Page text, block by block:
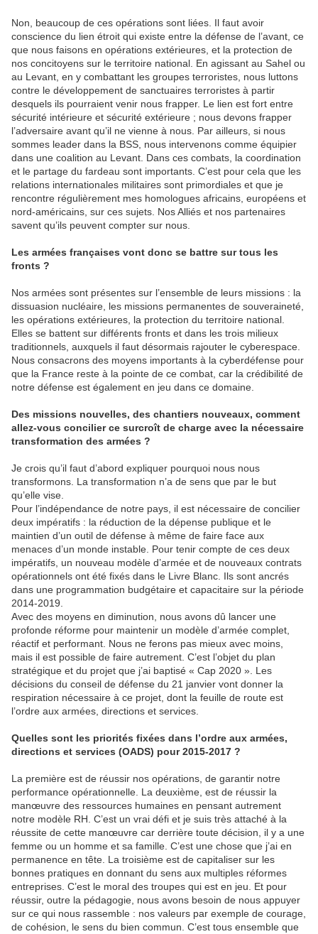
Non, beaucoup de ces opérations sont liées. Il faut avoir
conscience du lien étroit qui existe entre la défense de l’avant, ce
que nous faisons en opérations extérieures, et la protection de
nos concitoyens sur le territoire national. En agissant au Sahel ou
au Levant, en y combattant les groupes terroristes, nous luttons
contre le développement de sanctuaires terroristes à partir
desquels ils pourraient venir nous frapper. Le lien est fort entre
sécurité intérieure et sécurité extérieure ; nous devons frapper
l’adversaire avant qu’il ne vienne à nous. Par ailleurs, si nous
sommes leader dans la BSS, nous intervenons comme équipier
dans une coalition au Levant. Dans ces combats, la coordination
et le partage du fardeau sont importants. C’est pour cela que les
relations internationales militaires sont primordiales et que je
rencontre régulièrement mes homologues africains, européens et
nord-américains, sur ces sujets. Nos Alliés et nos partenaires
savent qu’ils peuvent compter sur nous.
Les armées françaises vont donc se battre sur tous les
fronts ?
Nos armées sont présentes sur l’ensemble de leurs missions : la
dissuasion nucléaire, les missions permanentes de souveraineté,
les opérations extérieures, la protection du territoire national.
Elles se battent sur différents fronts et dans les trois milieux
traditionnels, auxquels il faut désormais rajouter le cyberespace.
Nous consacrons des moyens importants à la cyberdéfense pour
que la France reste à la pointe de ce combat, car la crédibilité de
notre défense est également en jeu dans ce domaine.
Des missions nouvelles, des chantiers nouveaux, comment
allez-vous concilier ce surcroît de charge avec la nécessaire
transformation des armées ?
Je crois qu’il faut d’abord expliquer pourquoi nous nous
transformons. La transformation n’a de sens que par le but
qu’elle vise.
Pour l’indépendance de notre pays, il est nécessaire de concilier
deux impératifs : la réduction de la dépense publique et le
maintien d’un outil de défense à même de faire face aux
menaces d’un monde instable. Pour tenir compte de ces deux
impératifs, un nouveau modèle d’armée et de nouveaux contrats
opérationnels ont été fixés dans le Livre Blanc. Ils sont ancrés
dans une programmation budgétaire et capacitaire sur la période
2014-2019.
Avec des moyens en diminution, nous avons dû lancer une
profonde réforme pour maintenir un modèle d’armée complet,
réactif et performant. Nous ne ferons pas mieux avec moins,
mais il est possible de faire autrement. C’est l’objet du plan
stratégique et du projet que j’ai baptisé « Cap 2020 ». Les
décisions du conseil de défense du 21 janvier vont donner la
respiration nécessaire à ce projet, dont la feuille de route est
l’ordre aux armées, directions et services.
Quelles sont les priorités fixées dans l’ordre aux armées,
directions et services (OADS) pour 2015-2017 ?
La première est de réussir nos opérations, de garantir notre
performance opérationnelle. La deuxième, est de réussir la
manœuvre des ressources humaines en pensant autrement
notre modèle RH. C’est un vrai défi et je suis très attaché à la
réussite de cette manœuvre car derrière toute décision, il y a une
femme ou un homme et sa famille. C’est une chose que j’ai en
permanence en tête. La troisième est de capitaliser sur les
bonnes pratiques en donnant du sens aux multiples réformes
entreprises. C’est le moral des troupes qui est en jeu. Et pour
réussir, outre la pédagogie, nous avons besoin de nous appuyer
sur ce qui nous rassemble : nos valeurs par exemple de courage,
de cohésion, le sens du bien commun. C’est tous ensemble que